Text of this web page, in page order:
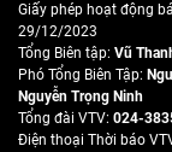
Giấy phép hoạt động
29/12/2023
Tổng Biên tập: Vũ
Phó Tổng Biên Tập:
Nguyễn Trọng Ninh
Tổng đài VTV: 024-
Ðiện thoại Thời báo